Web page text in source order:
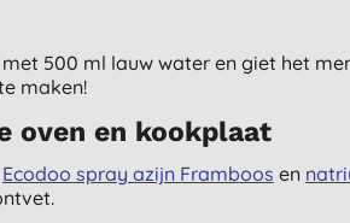
500 ml lauw water en giet het
maken!
oven en kookplaat
Ecodoo spray azijn Framboos en